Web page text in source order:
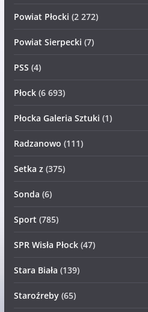
Powiat Płocki (2 272)
Powiat Sierpecki (7)
PSS (4)
Płock(6 693)
Płocka Galeria Sztuki (1)
Radzanowo (111)
Setka z(375)
Sonda (6)
Sport (785)
SPR Wisła Płock(47)
Stara Biała (139)
Staroźreby(65)